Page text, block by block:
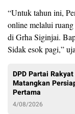
“Untuk tahun ini,
online melalui
di Grha Siginjai.
Sidak esok pagi,”
DPD Partai
Matangkan
Pertama
4/08/2026